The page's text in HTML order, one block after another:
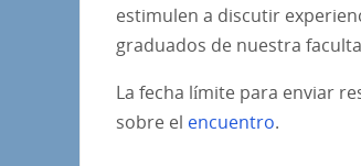
estimulen a discutir
graduados de nuestra
La fecha límite para enviar
sobre el encuentro.